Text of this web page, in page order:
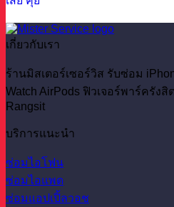
เกี่ยวกับเรา
ร้านมิสเตอร์เซอร์วิส รับซ่อม
Watch AirPods ฟิวเจอร์พาร์ครังสิ
Rangsit
บริการแนะนำ
ซ่อมไอโฟน
ซ่อมไอแพด
ซ่อมแอปเปิ้ลวอช